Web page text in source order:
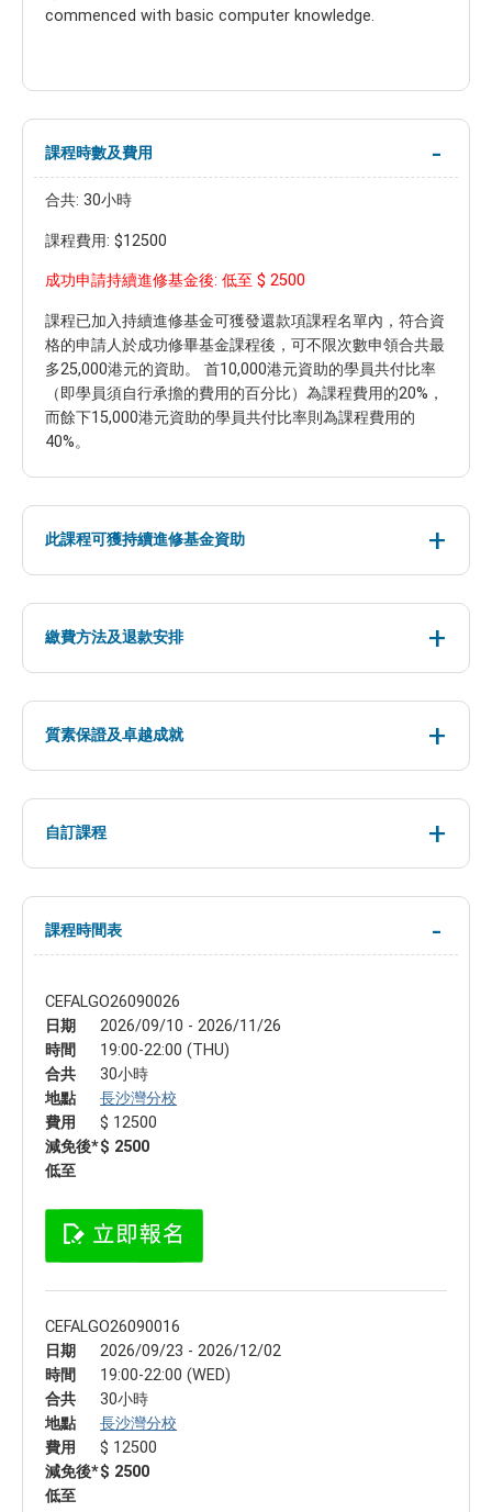
commenced with basic computer knowledge.
課程時數及費用
合共: 30小時
課程費用: $12500
成功申請持續進修基金後: 低至 $ 2500
課程已加入持續進修基金可獲發還款項課程名單內，符合資
格的申請人於成功修畢基金課程後，可不限次數申領合共最
多25,000港元的資助。 首10,000港元資助的學員共付比率
（即學員須自行承擔的費用的百分比）為課程費用的20%，
而餘下15,000港元資助的學員共付比率則為課程費用的
40%。
此課程可獲持續進修基金資助
繳費方法及退款安排
質素保證及卓越成就
自訂課程
課程時間表
CEFALGO26090026
日期
2026/09/10 - 2026/11/26
時間
19:00-22:00 (THU)
合共
30小時
地點
長沙灣分校
費用
$ 12500
減免後*
低至
$ 2500
CEFALGO26090016
日期
2026/09/23 - 2026/12/02
時間
19:00-22:00 (WED)
合共
30小時
地點
長沙灣分校
費用
$ 12500
減免後*
低至
$ 2500